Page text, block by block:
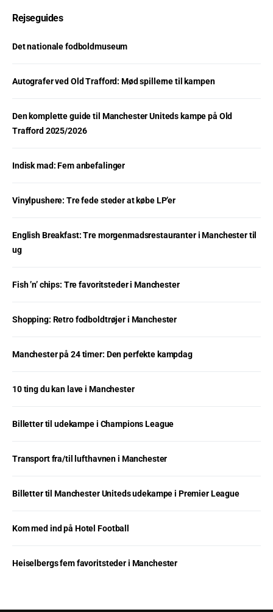
Rejseguides
Det nationale fodboldmuseum
Autografer ved Old Trafford: Mød spillerne til kampen
Den komplette guide til Manchester Uniteds kampe på Old
Trafford 2025/2026
Indisk mad: Fem anbefalinger
Vinylpushere: Tre fede steder at købe LP’er
English Breakfast: Tre morgenmadsrestauranter i Manchester til
ug
Fish ’n’ chips: Tre favoritsteder i Manchester
Shopping: Retro fodboldtrøjer i Manchester
Manchester på 24 timer: Den perfekte kampdag
10 ting du kan lave i Manchester
Billetter til udekampe i Champions League
Transport fra/til lufthavnen i Manchester
Billetter til Manchester Uniteds udekampe i Premier League
Kom med ind på Hotel Football
Heiselbergs fem favoritsteder i Manchester